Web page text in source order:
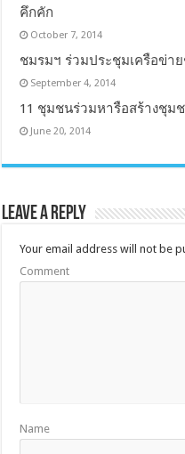
คึกคัก
October 7, 2014
ชมรมฯ ร่วมประชุมเครือข่า
September 4, 2014
11 ชุมชนร่วมหารือสร้างชุม
June 20, 2014
Leave a Reply
Your email address will not be
Comment
Name